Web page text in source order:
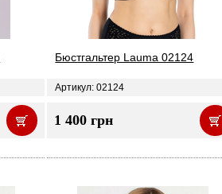
Бюстгальтер Lauma 02124
Артикул: 02124
1 400 грн